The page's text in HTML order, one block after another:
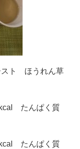
ト ほうれん草
たんぱく質
たんぱく質